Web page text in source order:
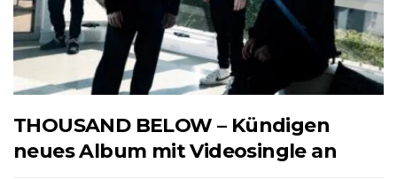
THOUSAND BELOW – Kündigen
neues Album mit Videosingle an